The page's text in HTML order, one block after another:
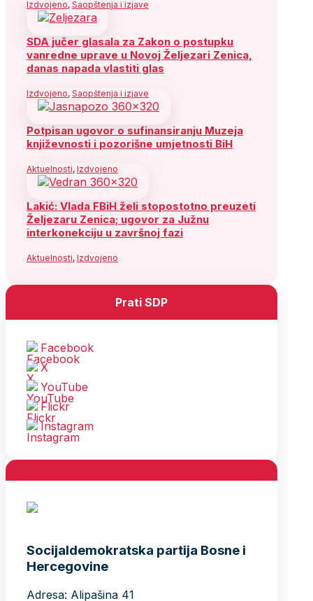
Izdvojeno, Saopštenja i izjave
SDA jučer glasala za Zakon o postupku
vanredne uprave u Novoj Željezari Zenica,
danas napada vlastiti glas
Izdvojeno, Saopštenja i izjave
Potpisan ugovor o sufinansiranju Muzeja
književnosti i pozorišne umjetnosti BiH
Aktuelnosti, Izdvojeno
Lakić: Vlada FBiH želi stopostotno preuzeti
Željezaru Zenica; ugovor za Južnu
interkonekciju u završnoj fazi
Aktuelnosti, Izdvojeno
Prati SDP
Facebook
X
YouTube
Flickr
Instagram
Socijaldemokratska partija Bosne i
Hercegovine
Adresa: Alipašina 41